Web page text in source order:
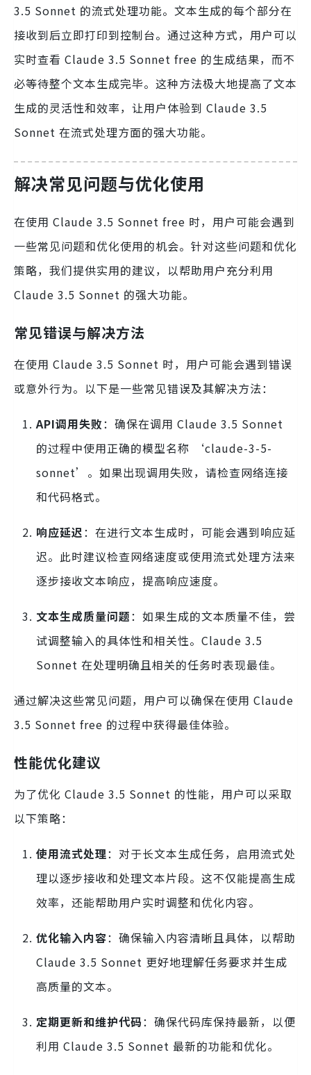
3.5 Sonnet 的流式处理功能。文本生成的每个部分在
接收到后立即打印到控制台。通过这种方式，用户可以
实时查看 Claude 3.5 Sonnet free 的生成结果，而不
必等待整个文本生成完毕。这种方法极大地提高了文本
生成的灵活性和效率，让用户体验到 Claude 3.5
Sonnet 在流式处理方面的强大功能。
解决常见问题与优化使用
在使用 Claude 3.5 Sonnet free 时，用户可能会遇到
一些常见问题和优化使用的机会。针对这些问题和优化
策略，我们提供实用的建议，以帮助用户充分利用
Claude 3.5 Sonnet 的强大功能。
常见错误与解决方法
在使用 Claude 3.5 Sonnet 时，用户可能会遇到错误
或意外行为。以下是一些常见错误及其解决方法：
API调用失败：确保在调用 Claude 3.5 Sonnet
的过程中使用正确的模型名称 ‘claude-3-5-
sonnet’。如果出现调用失败，请检查网络连接
和代码格式。
响应延迟：在进行文本生成时，可能会遇到响应延
迟。此时建议检查网络速度或使用流式处理方法来
逐步接收文本响应，提高响应速度。
文本生成质量问题：如果生成的文本质量不佳，尝
试调整输入的具体性和相关性。Claude 3.5
Sonnet 在处理明确且相关的任务时表现最佳。
通过解决这些常见问题，用户可以确保在使用 Claude
3.5 Sonnet free 的过程中获得最佳体验。
性能优化建议
为了优化 Claude 3.5 Sonnet 的性能，用户可以采取
以下策略：
使用流式处理：对于长文本生成任务，启用流式处
理以逐步接收和处理文本片段。这不仅能提高生成
效率，还能帮助用户实时调整和优化内容。
优化输入内容：确保输入内容清晰且具体，以帮助
Claude 3.5 Sonnet 更好地理解任务要求并生成
高质量的文本。
定期更新和维护代码：确保代码库保持最新，以便
利用 Claude 3.5 Sonnet 最新的功能和优化。